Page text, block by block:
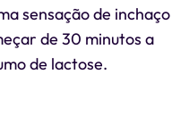
sensação de inchaço
de 30 minutos a
de lactose.